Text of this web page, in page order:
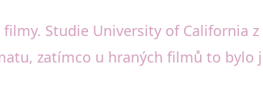
Studie University of California z
zatímco u hraných filmů to bylo